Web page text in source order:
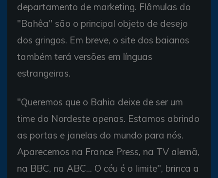
departamento de marketing. Flâmulas do
"Bahêa" são o principal objeto de desejo
dos gringos. Em breve, o site dos baianos
também terá versões em línguas
estrangeiras.
"Queremos que o Bahia deixe de ser um
time do Nordeste apenas. Estamos abrindo
as portas e janelas do mundo para nós.
Aparecemos na France Press, na TV alemã,
na BBC, na ABC... O céu é o limite", brinca a